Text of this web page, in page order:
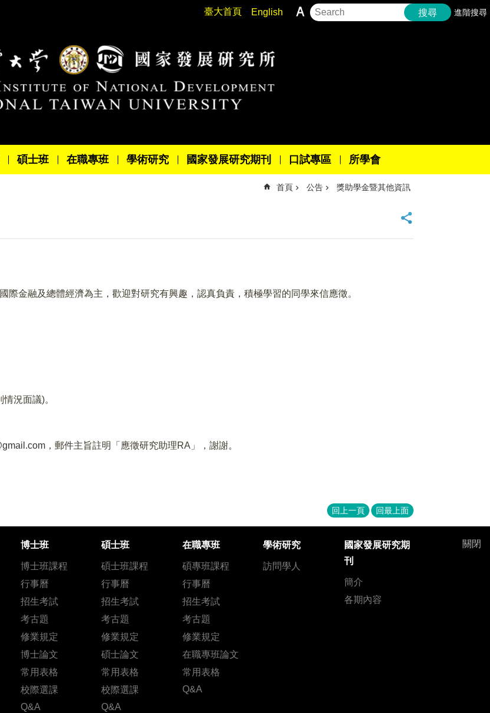
臺大首頁 English 搜尋 進階搜尋
碩士班 在職專班 學術研究 國家發展研究期刊 口試專區 所學會
首頁 公告 獎助學金暨其他資訊
際金融及總體經濟為主，歡迎對研究有興趣，認真負責，積極學習的同學來信應徵。
情況面議)。
，郵件主旨註明「應徵研究助理RA 」，謝謝。
回上一頁 回最上面
關閉
博士班
博士班課程
行事曆
招生考試
考古題
修業規定
博士論文
常用表格
校際選課
Q&A
碩士班
碩士班課程
行事曆
招生考試
考古題
修業規定
碩士論文
常用表格
校際選課
Q&A
在職專班
碩專班課程
行事曆
招生考試
考古題
修業規定
在職專班論文
常用表格
Q&A
學術研究
訪問學人
國家發展研究期
刊
簡介
各期內容